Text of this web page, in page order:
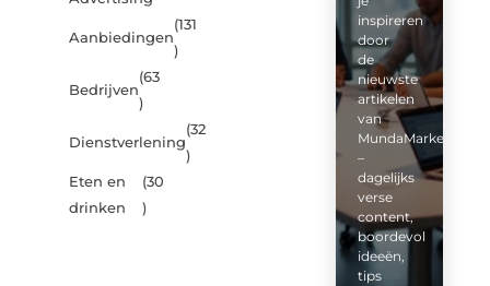
Aanbiedingen
(131
)
Bedrijven
(63
)
Dienstverlening
(32
)
Eten en
drinken
(30
)
inspireren
door
de
nieuwste
artikelen
van
MundaMarketing.nl
–
dagelijks
verse
content,
boordevol
ideeën,
tips